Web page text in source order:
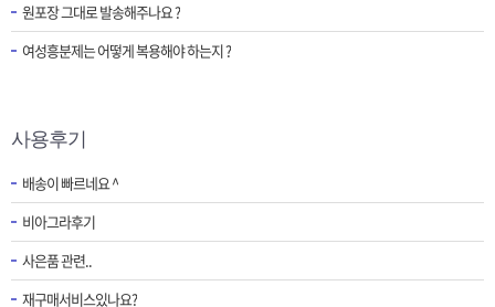
원포장 그대로 발송해주나요 ?
여성흥분제는 어떻게 복용해야 하는지 ?
사용후기
배송이 빠르네요 ^
비아그라후기
사은품 관련..
재구매서비스있나요?